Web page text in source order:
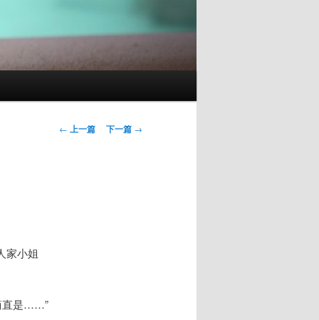
文
← 上一篇 下一篇 →
家小姐
直是……”